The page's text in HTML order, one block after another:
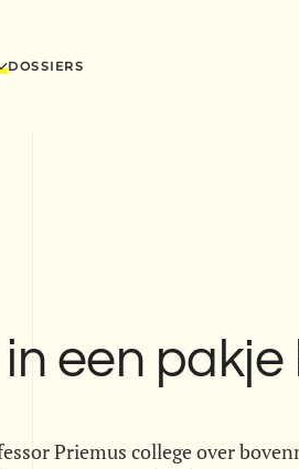
DOSSIERS
een
Priemus college over